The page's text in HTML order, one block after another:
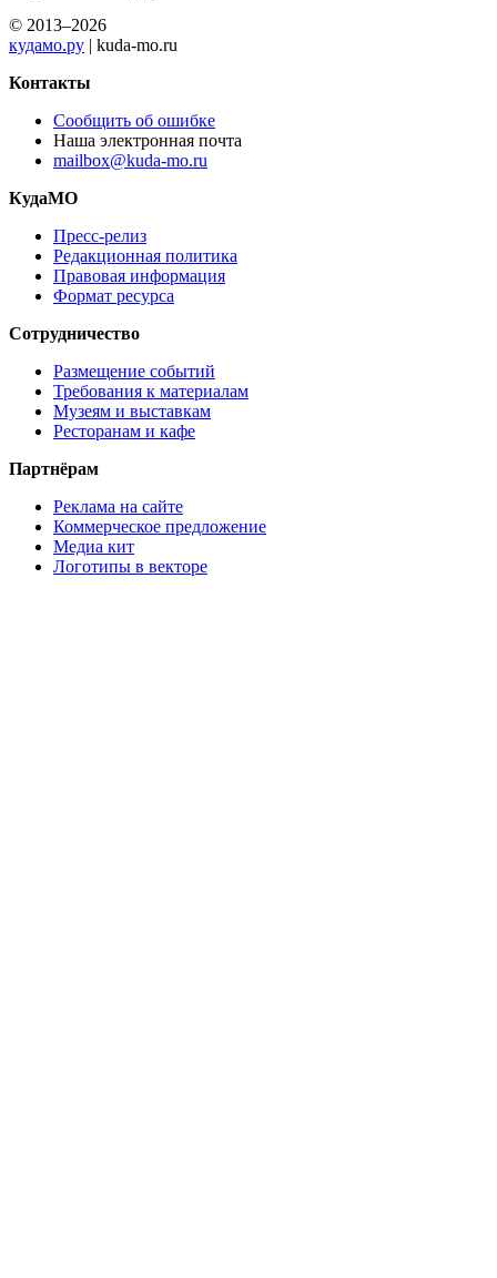
© 2013–2026
кудамо.ру | kuda-mo.ru
Контакты
Сообщить об ошибке
Наша электронная почта
mailbox@kuda-mo.ru
КудаМО
Пресс-релиз
Редакционная политика
Правовая информация
Формат ресурса
Сотрудничество
Размещение событий
Требования к материалам
Музеям и выставкам
Ресторанам и кафе
Партнёрам
Реклама на сайте
Коммерческое предложение
Медиа кит
Логотипы в векторе